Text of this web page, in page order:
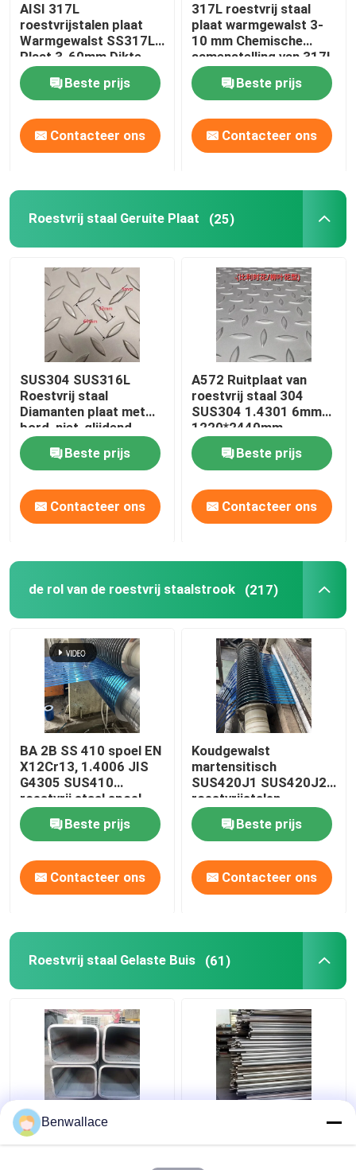
AISI 317L
roestvrijstalen plaat
Warmgewalst SS317L
Plaat 3-60mm Dikte
1500mm-2000mm
BreedteBeste prijs
Contacteer ons
317L roestvrij staal
plaat warmgewalst 3-
10 mm Chemische
samenstelling van 317l
roestvrij staal
Beste prijs
Contacteer ons
Roestvrij staal Geruite Plaat (25)
SUS304 SUS316L
Roestvrij staal
Diamanten plaat met
bord, niet-glijdend,
geblazen plaat
3*1500*3000 mm
Beste prijs
Contacteer ons
A572 Ruitplaat van
roestvrij staal 304
SUS304 1.4301 6mm
1220*2440mm
Ruitplaat
Beste prijs
Contacteer ons
de rol van de roestvrij staalstrook (217)
BA 2B SS 410 spoel EN
X12Cr13, 1.4006 JIS
G4305 SUS410
roestvrij staal spoel
strip 0,3-3 mm
Beste prijs
Contacteer ons
Koudgewalst
martensitisch
SUS420J1 SUS420J2
roestvrijstalen
spoelband 0,3-3 mm
Beste prijs
Contacteer ons
Roestvrij staal Gelaste Buis (61)
ASTM 316L SS
Vierkant buis TP316L
Benwallace